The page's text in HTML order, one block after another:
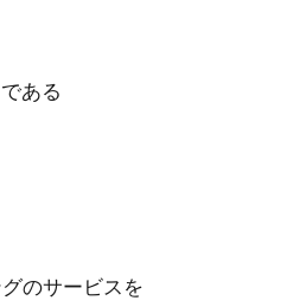
ある
のサービスを